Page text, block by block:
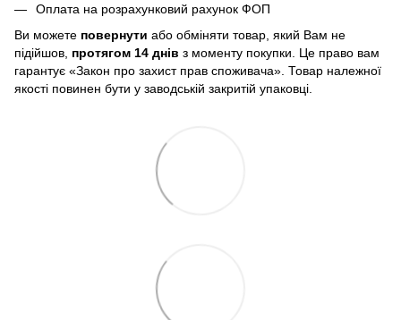
Оплата на розрахунковий рахунок ФОП
Ви можете повернути або обміняти товар, який Вам не
підійшов, протягом 14 днів з моменту покупки. Це право вам
гарантує «Закон про захист прав споживача». Товар належної
якості повинен бути у заводській закритій упаковці.